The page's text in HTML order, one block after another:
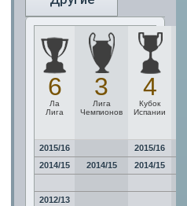
6
Ла
Лига
3
Лига
Чемпионов
4
Кубок
Испании
2015/16 2015/16
2014/15
2014/15 2014/15
2012/13